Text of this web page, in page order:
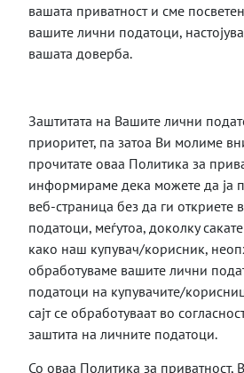
вашата приватност и сме
вашите лични податоци,
вашата доверба.
Заштитата на Вашите лични
приоритет, па затоа Ви молиме
прочитате оваа Политика за
информираме дека можете да ја
веб-страница без да ги откриете
податоци, меѓутоа, доколку
како наш купувач/корисник,
обработуваме вашите лични
податоци на купувачите/
сајт се обработуваат во
заштита на личните податоци.
Со оваа Политика за